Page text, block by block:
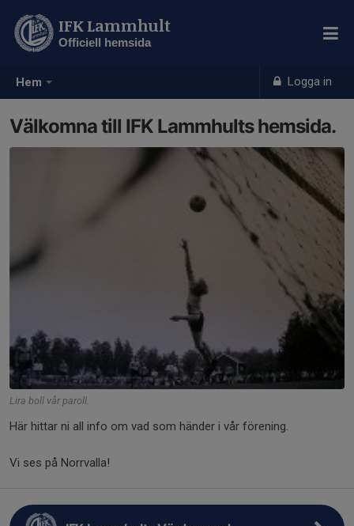
Hem Logga in
IFK Lammhult
Officiell hemsida
Välkomna till IFK Lammhults hemsida.
Lira boll vår paroll.
Här hittar ni all info om vad som händer i vår förening.
Vi ses på Norrvalla!